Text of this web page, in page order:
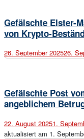
Gefälschte Elster-
von Krypto-
26. September 202526.
Gefälschte Post
angeblichem
22. August 20251.
aktualisiert am 1.